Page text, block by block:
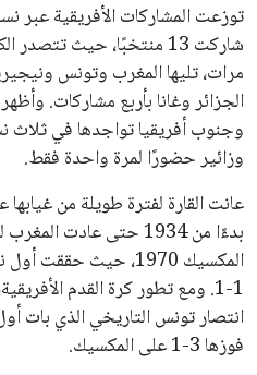
توزعت المشاركات الأفريقية عبر
شاركت 13 منتخبًا، حيث
مرات، تليها المغرب وتونس
الجزائر وغانا بأربع مشاركات.
وجنوب أفريقيا تواجدها في ثلاث
وزائير حضورًا لمرة واحدة فقط.
بدءًا من 1934 حتى عادت
المكسيك 1970، حيث
انتصار تونس التاريخي الذي بات
فوزها 3-1 على المكسيك.